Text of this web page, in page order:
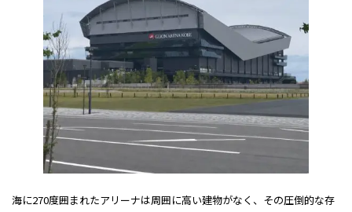
海に270度囲まれたアリーナは周囲に高い建物がなく、その圧倒的な存